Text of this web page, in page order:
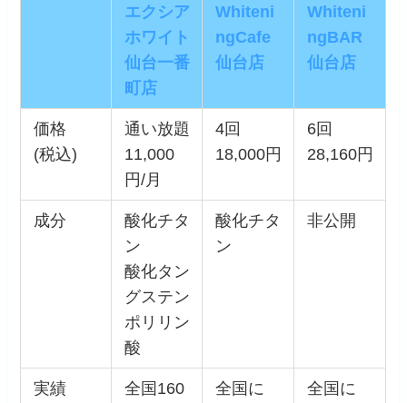
エクシア
ホワイト
仙台一番
町店
Whiteni
ngCafe
仙台店
Whiteni
ngBAR
仙台店
価格
(税込)
通い放題
11,000
円/月
4回
18,000円
6回
28,160円
成分
酸化チタ
ン
酸化タン
グステン
ポリリン
酸
酸化チタ
ン
非公開
実績
全国160
全国に
全国に